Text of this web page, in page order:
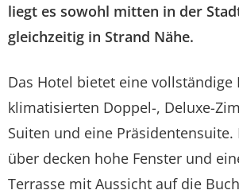
liegt es sowohl mitten in der
gleichzeitig in Strand Nähe.
Das Hotel bietet eine vollständige
klimatisierten Doppel-, Deluxe-
Suiten und eine Präsidentensuite.
über decken hohe Fenster und
Terrasse mit Aussicht auf die